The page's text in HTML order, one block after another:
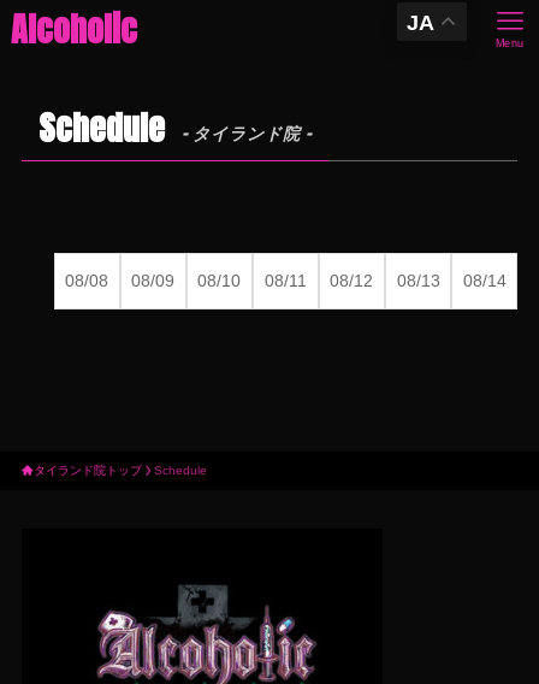
Top
Alcoholic Menu
Schedule – タイランド院 –
08/08 08/09 08/10 08/11 08/12 08/13 08/14
タイランド院トップ Schedule
JA